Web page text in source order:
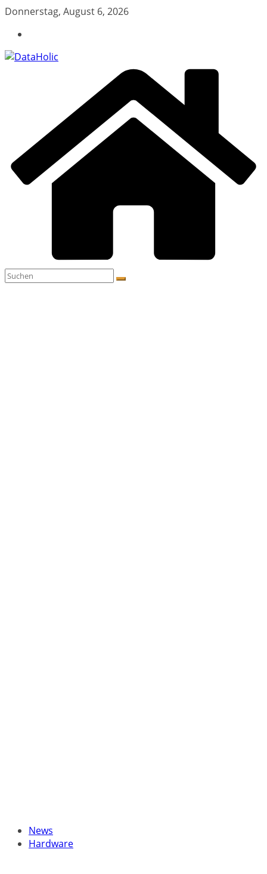
Zum
springen
Donnerstag, August 6, 2026
News
Hardware